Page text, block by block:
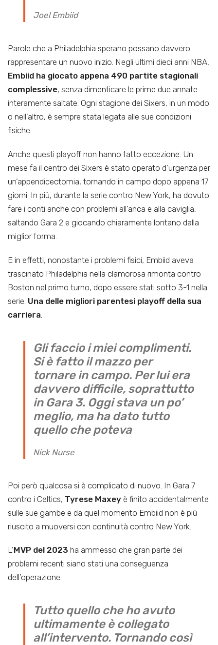
Joel Embiid
Parole che a Philadelphia sperano possano davvero
rappresentare un nuovo inizio. Negli ultimi dieci anni NBA,
Embiid ha giocato appena 490 partite stagionali
complessive, senza dimenticare le prime due annate
interamente saltate. Ogni stagione dei Sixers, in un modo
o nell’altro, è sempre stata legata alle sue condizioni
fisiche.
Anche questi playoff non hanno fatto eccezione. Un
mese fa il centro dei Sixers è stato operato d’urgenza per
un’appendicectomia, tornando in campo dopo appena 17
giorni. In più, durante la serie contro New York, ha dovuto
fare i conti anche con problemi all’anca e alla caviglia,
saltando Gara 2 e giocando chiaramente lontano dalla
miglior forma.
E in effetti, nonostante i problemi fisici, Embiid aveva
trascinato Philadelphia nella clamorosa rimonta contro
Boston nel primo turno, dopo essere stati sotto 3-1 nella
serie. Una delle migliori parentesi playoff della sua
carriera
Gli faccio i miei complimenti.
Si è fatto il mazzo per
tornare in campo. Per lui era
davvero difficile, soprattutto
in Gara 3. Oggi stava un po’
meglio, ma ha dato tutto
quello che poteva
Nick Nurse
Poi però qualcosa si è complicato di nuovo. In Gara 7
contro i Celtics, Tyrese Maxey è finito accidentalmente
sulle sue gambe e da quel momento Embiid non è più
riuscito a muoversi con continuità contro New York.
L’MVP del 2023 ha ammesso che gran parte dei
problemi recenti siano stati una conseguenza
dell’operazione:
Tutto quello che ho avuto
ultimamente è collegato
all’intervento. Tornando così